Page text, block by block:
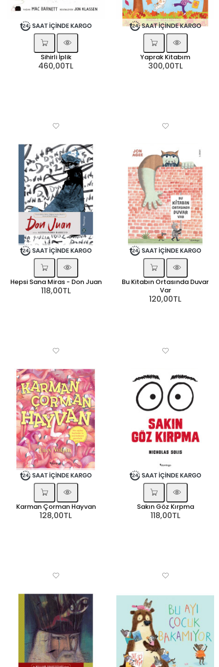
Sihirli İplik
460,00TL
Yaprak Kitabım
300,00TL
Hepsi Sana Miras - Don Juan
118,00TL
Bu Kitabın Ortasında Duvar
Var
120,00TL
Karman Çorman Hayvan
128,00TL
Sakın Göz Kırpma
118,00TL